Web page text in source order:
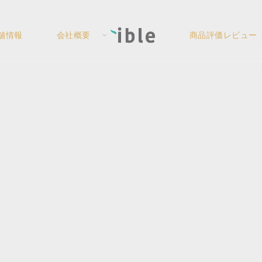
情報 会社概要 商品評価レビュー